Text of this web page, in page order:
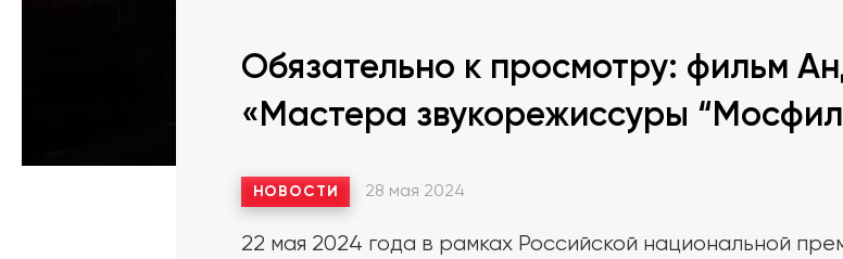
Обязательно к просмотру: фильм
«Мастера звукорежиссуры
НОВОСТИ 28 мая 2024
22 мая 2024 года в рамках Российской национальной